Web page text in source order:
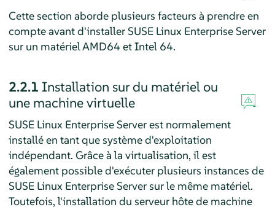
Cette section aborde plusieurs facteurs à prendre en
compte avant d'installer SUSE Linux Enterprise Server
sur un matériel AMD64 et Intel 64.
2.2.1 Installation sur du matériel ou
une machine virtuelle
SUSE Linux Enterprise Serverest normalement
installé en tant que système d'exploitation
indépendant. Grâce à la virtualisation, il est
également possible d'exécuter plusieurs instances de
SUSE Linux Enterprise Serversur le même matériel.
Toutefois, l'installation du serveur hôte de machine